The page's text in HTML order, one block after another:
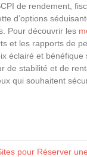
de rendement,
d’options
Pour découvrir les
et les rapports de
éclairé et bénéfique
de stabilité et de
qui souhaitent
pour Réserver